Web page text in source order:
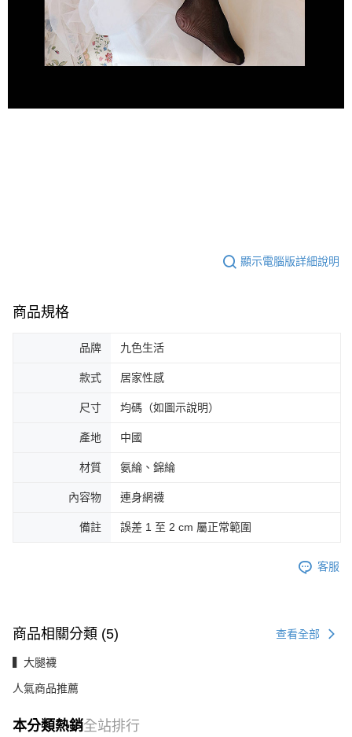
顯示電腦版詳細說明
商品規格
品牌 九色生活
款式 居家性感
尺寸 均碼（如圖示說明）
產地 中國
材質 氨綸、錦綸
內容物 連身網襪
備註 誤差 1 至 2 cm 屬正常範圍
客服
商品相關分類 (5) 查看全部
▍大腿襪
人氣商品推薦
本分類熱銷全站排行